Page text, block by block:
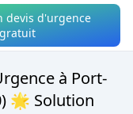
devis d'urgence
gratuit
à Port-
🌟 Solution